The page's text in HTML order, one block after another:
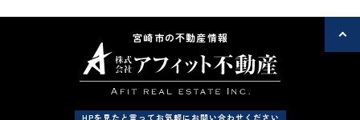
宮崎市の不動産情報
HPを見たと言ってお気軽にお問い合わせください